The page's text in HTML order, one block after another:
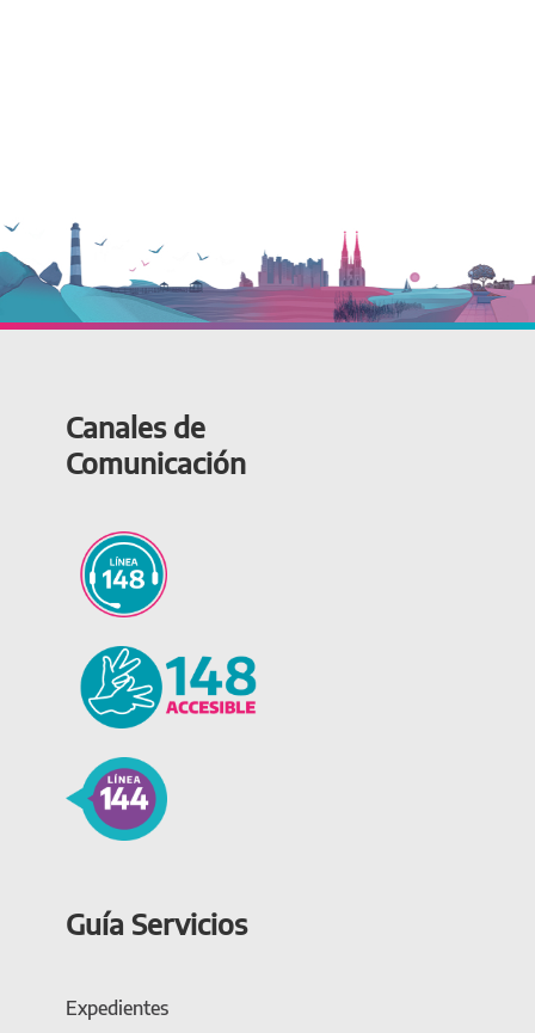
Canales de
Comunicación
Guía Servicios
Expedientes